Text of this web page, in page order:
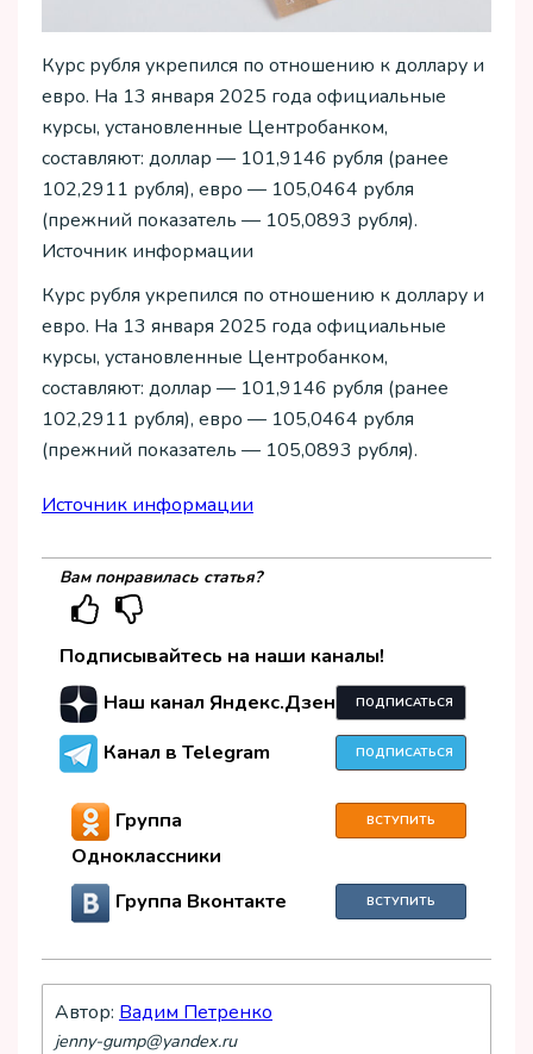
Курс рубля укрепился по отношению к доллару и
евро. На 13 января 2025 года официальные
курсы, установленные Центробанком,
составляют: доллар — 101,9146 рубля (ранее
102,2911 рубля), евро — 105,0464 рубля
(прежний показатель — 105,0893 рубля).
Источник информации
Курс рубля укрепился по отношению к доллару и
евро. На 13 января 2025 года официальные
курсы, установленные Центробанком,
составляют: доллар — 101,9146 рубля (ранее
102,2911 рубля), евро — 105,0464 рубля
(прежний показатель — 105,0893 рубля).
Источник информации
Вам понравилась статья?
Подписывайтесь на наши каналы!
Наш канал Яндекс.Дзен
ПОДПИСАТЬСЯ
Канал в Telegram ПОДПИСАТЬСЯ
Группа
Одноклассники
ВСТУПИТЬ
Группа Вконтакте ВСТУПИТЬ
Автор: Вадим Петренко
jenny-gump@yandex.ru